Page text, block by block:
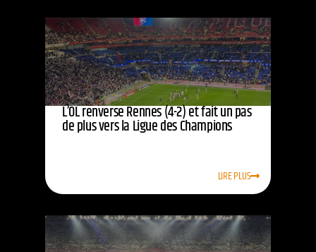
L’OL renverse Rennes (4-2) et fait un pas
de plus vers la Ligue des Champions
LIRE PLUS